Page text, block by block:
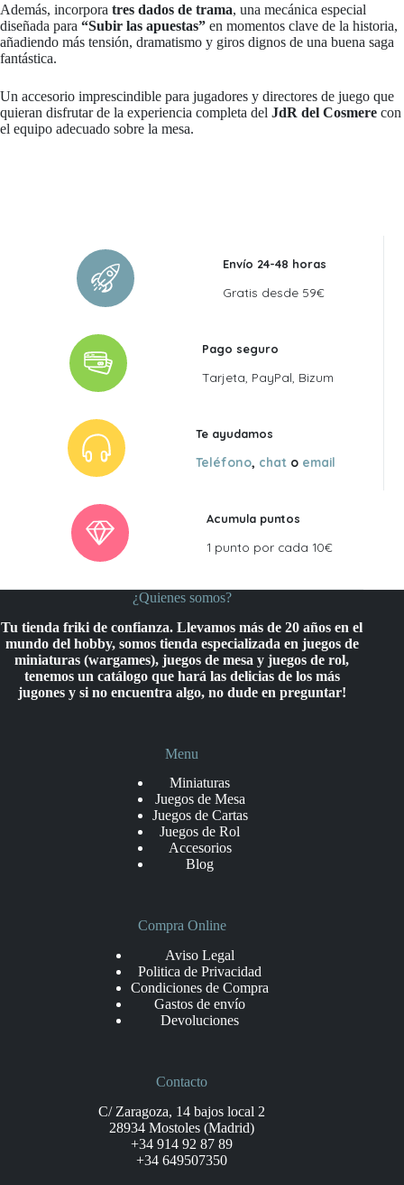
Además, incorpora tres dados de trama, una mecánica especial
diseñada para “Subir las apuestas” en momentos clave de la historia,
añadiendo más tensión, dramatismo y giros dignos de una buena saga
fantástica.
Un accesorio imprescindible para jugadores y directores de juego que
quieran disfrutar de la experiencia completa del JdR del Cosmere con
el equipo adecuado sobre la mesa.
Envío 24-48 horas
Gratis desde 59€
Pago seguro
Tarjeta, PayPal, Bizum
Te ayudamos
Teléfono, chat o email
Acumula puntos
1 punto por cada 10€
¿Quienes somos?
Tu tienda friki de confianza. Llevamos más de 20 años en el
mundo del hobby, somos tienda especializada en juegos de
miniaturas (wargames), juegos de mesa y juegos de rol,
tenemos un catálogo que hará las delicias de los más
jugones y si no encuentra algo, no dude en preguntar!
Menu
Miniaturas
Juegos de Mesa
Juegos de Cartas
Juegos de Rol
Accesorios
Blog
Compra Online
Aviso Legal
Politica de Privacidad
Condiciones de Compra
Gastos de envío
Devoluciones
Contacto
C/ Zaragoza, 14 bajos local 2
28934 Mostoles (Madrid)
+34 914 92 87 89
+34 649507350